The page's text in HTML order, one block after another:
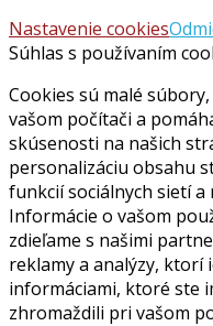
Nastavenie cookies
Súhlas s používaním
Cookies sú malé
vašom počítači a
skúsenosti na našich
personalizáciu obsahu
funkcií sociálnych sietí
Informácie o vašom
zdieľame s našimi
reklamy a analýzy, ktorí
informáciami, ktoré ste
zhromaždili pri vašom